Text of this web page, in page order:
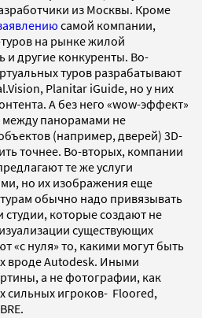
из Москвы. Кроме
самой компании,
на рынке жилой
другие конкуренты. Во-
туров разрабатывают
Planitar iGuide, но у них
А без него «wow-эффект»
панорамами не
(например, дверей) 3D-
точнее. Во-вторых, компании
те же услуги
но их изображения еще
обычно надо привязывать
студии, которые создают не
существующих
«с нуля» то, какими могут быть
вроде Autodesk. Иными
а не фотографии, как
сильных игроков- Floored,